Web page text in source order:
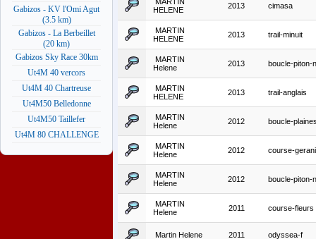
Gabizos - KV l'Omi Agut
(3.5 km)
Gabizos - La Berbeillet
(20 km)
Gabizos Sky Race 30km
Ut4M 40 vercors
Ut4M 40 Chartreuse
Ut4M50 Belledonne
Ut4M50 Taillefer
Ut4M 80 CHALLENGE
HELENE
2013 cimasa
MARTIN
HELENE
2013 trail-minuit
MARTIN
Helene
2013 boucle-piton-
MARTIN
HELENE
2013 trail-anglais
MARTIN
Helene
2012 boucle-
MARTIN
Helene
2012 course-
MARTIN
Helene
2012 boucle-piton-
MARTIN
Helene
2011 course-fleurs
Martin Helene 2011 odyssea-f